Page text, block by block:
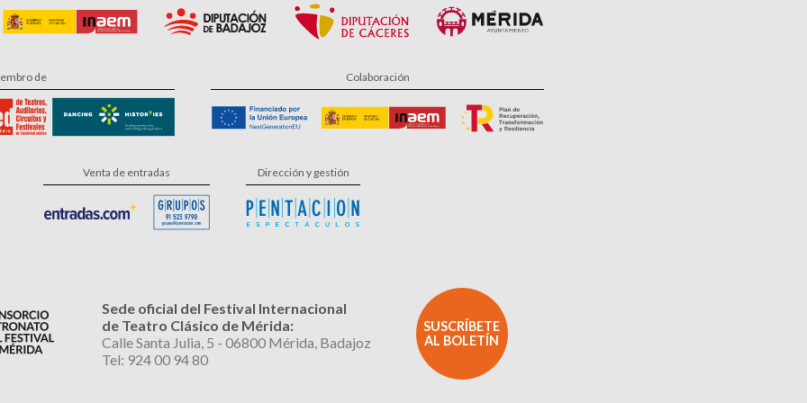
de Colaboración
Venta de entradas Dirección y gestión
Sede oficial del Festival Internacional
de Teatro Clásico de Mérida:
Calle Santa Julia, 5 - 06800 Mérida, Badajoz
Tel: 924 00 94 80
SUSCRÍBETE
AL BOLETÍN